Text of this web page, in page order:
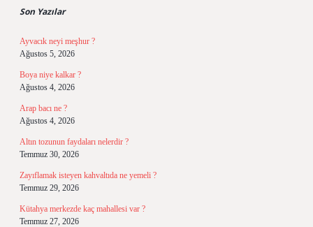
Son Yazılar
Ayvacık neyi meşhur ?
Ağustos 5, 2026
Boya niye kalkar ?
Ağustos 4, 2026
Arap bacı ne ?
Ağustos 4, 2026
Altın tozunun faydaları nelerdir ?
Temmuz 30, 2026
Zayıflamak isteyen kahvaltıda ne yemeli ?
Temmuz 29, 2026
Kütahya merkezde kaç mahallesi var ?
Temmuz 27, 2026